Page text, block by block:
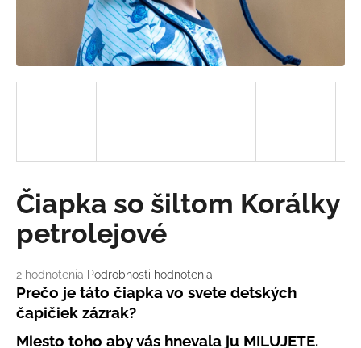
Priemerné
hodnotenie
produktu
je
5,0
2 hodnotenia Podrobnosti hodnotenia
Čiapka so šiltom Korálky
petrolejové
Prečo je táto čiapka vo svete detských
čapičiek zázrak?
Miesto toho aby vás hnevala ju MILUJETE.
s
ť
d
p
o